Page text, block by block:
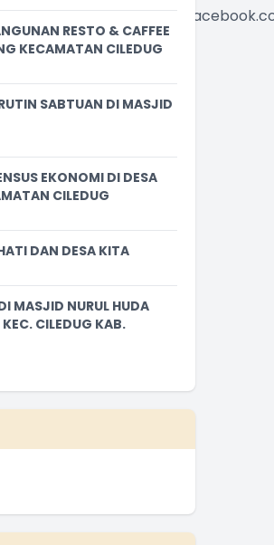
RESTO & CAFFEE
KECAMATAN CILEDUG
SABTUAN DI MASJID
EKONOMI DI DESA
CILEDUG
DAN DESA KITA
MASJID NURUL HUDA
CILEDUG KAB.